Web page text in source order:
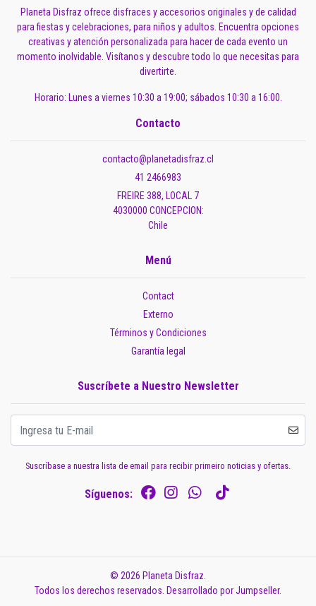
Planeta Disfraz ofrece disfraces y accesorios originales y de calidad
para fiestas y celebraciones, para niños y adultos. Encuentra opciones
creativas y atención personalizada para hacer de cada evento un
momento inolvidable. Visítanos y descubre todo lo que necesitas para
divertirte.
Horario: Lunes a viernes 10:30 a 19:00; sábados 10:30 a 16:00.
Contacto
contacto@planetadisfraz.cl
41 2466983
FREIRE 388, LOCAL 7
4030000 CONCEPCION:
Chile
Menú
Contact
Externo
Términos y Condiciones
Garantía legal
Suscríbete a Nuestro Newsletter
Suscríbase a nuestra lista de email para recibir primeiro noticias y ofertas.
Síguenos:
© 2026 Planeta Disfraz.
Todos los derechos reservados. Desarrollado por Jumpseller.